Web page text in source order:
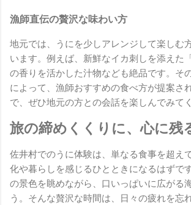
漁師直伝の贅沢な味わい方
地元では、うにを少しアレンジして楽しむ
います。例えば、新鮮なイカ刺しを添えた
の香りを活かした汁物なども絶品です。そ
によって、漁師おすすめの食べ方が提案さ
で、ぜひ地元の方との会話を楽しんでみて
旅の締めくくりに、心に残
佐井村でのうに体験は、単なる食事を超え
化や暮らしを感じるひとときになるはずで
の景色を眺めながら、口いっぱいに広がる
う。そんな贅沢な時間は、日々の疲れを忘